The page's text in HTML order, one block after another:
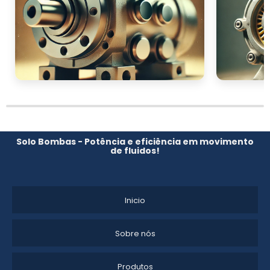
Solo Bombas - Potência e eficiência em movimento
de fluidos!
Inicio
Sobre nós
Produtos